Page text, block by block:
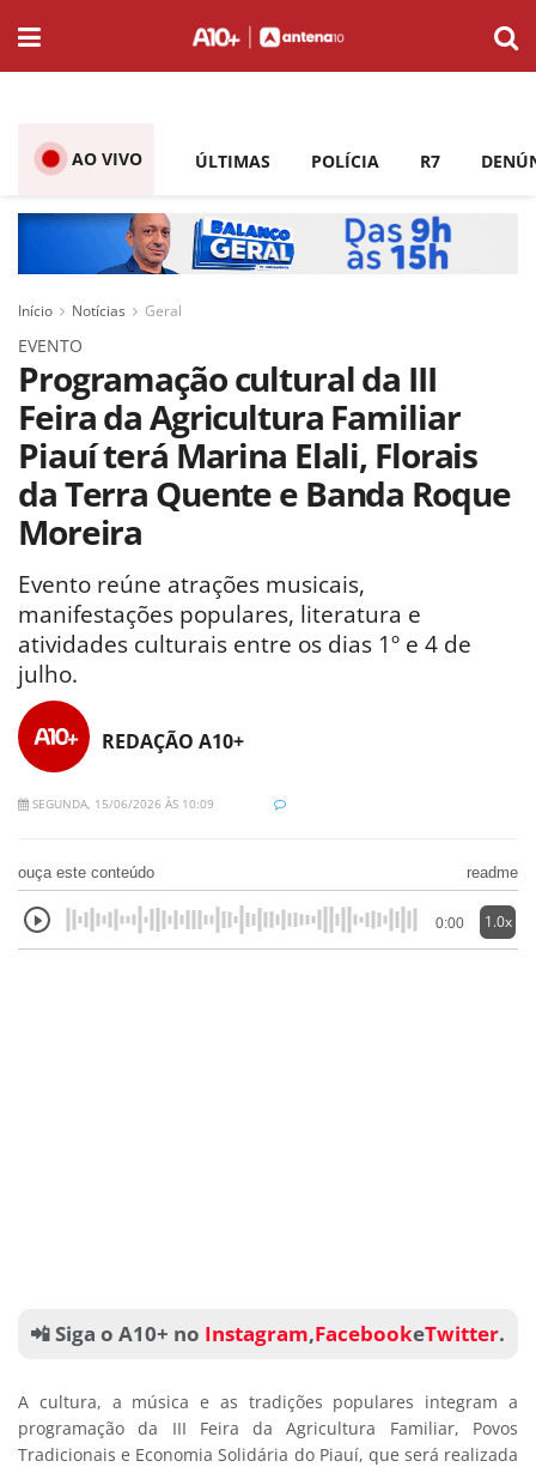
AO VIVO ÚLTIMAS POLÍCIA R7
Início Notícias Geral
EVENTO
Programação cultural da III
Feira da Agricultura Familiar
Piauí terá Marina Elali, Florais
da Terra Quente e Banda Roque
Moreira
Evento reúne atrações musicais,
manifestações populares, literatura e
atividades culturais entre os dias 1º e 4 de
julho.
REDAÇÃO A10+
SEGUNDA, 15/06/2026 ÀS 10:09
ouça este conteúdo readme
0:00 1.0x
📲 Siga o A10+ no Instagram,FacebookeTwitter.
A cultura, a música e as tradições populares integram a
programação da III Feira da Agricultura Familiar, Povos
Tradicionais e Economia Solidária do Piauí, que será realizada